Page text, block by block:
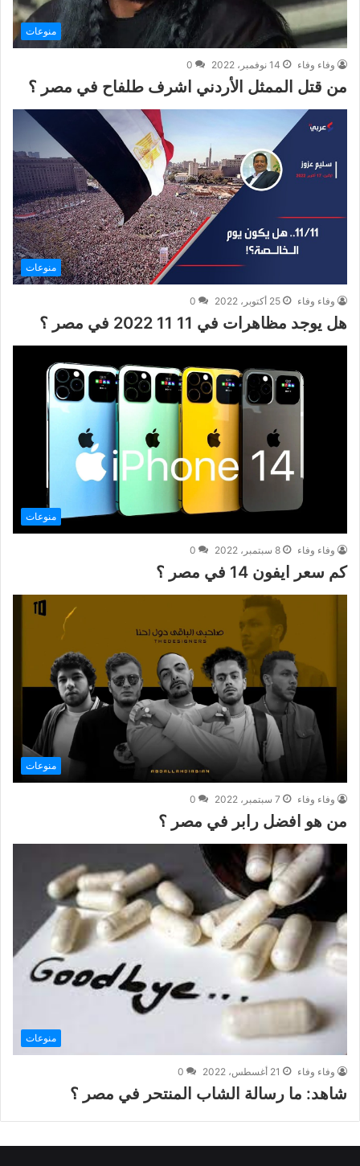
منوعات
وفاء وفاء 14 نوفمبر، 2022 0
من قتل الممثل الأردني اشرف طلفاح في مصر ؟
منوعات
وفاء وفاء 25 أكتوبر، 2022 0
هل يوجد مظاهرات في 11 11 2022 في مصر ؟
منوعات
وفاء وفاء 8 سبتمبر، 2022 0
كم سعر ايفون 14 في مصر ؟
منوعات
وفاء وفاء 7 سبتمبر، 2022 0
من هو افضل رابر في مصر ؟
منوعات
وفاء وفاء 21 أغسطس، 2022 0
شاهد: ما رسالة الشاب المنتحر في مصر ؟